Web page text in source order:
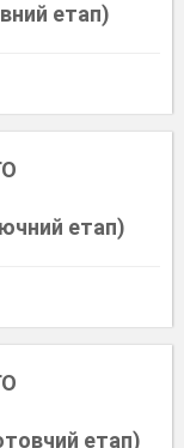
етап)
етап)
етап)